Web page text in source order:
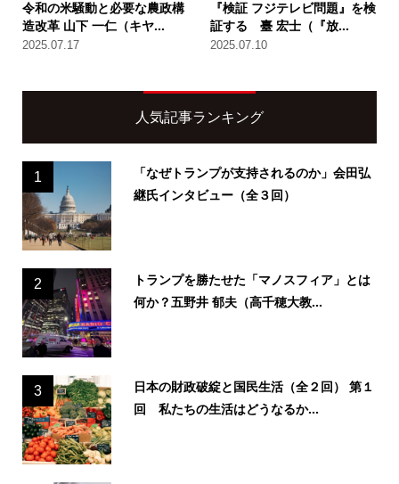
令和の米騒動と必要な農政構
造改革 山下 一仁（キヤ...
2025.07.17
『検証 フジテレビ問題』を検
証する 臺 宏士（『放...
2025.07.10
人気記事ランキング
1
「なぜトランプが支持されるのか」会田弘
継氏インタビュー（全３回）
2
トランプを勝たせた「マノスフィア」とは
何か？五野井 郁夫（高千穂大教...
3
日本の財政破綻と国民生活（全２回） 第１
回 私たちの生活はどうなるか...